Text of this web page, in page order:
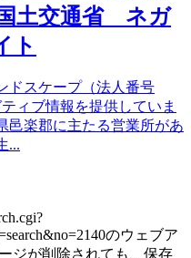
国土交通省 ネガ
ト
ドスケープ（法人番号
ィブ情報を提供していま
邑楽郡に主たる営業所があ
...
のウェブア
ジが削除されても、保存